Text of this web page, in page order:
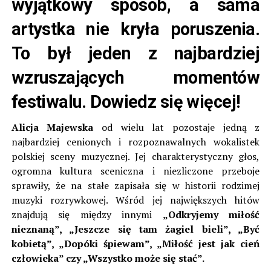
wyjątkowy sposób, a sama
artystka nie kryła poruszenia.
To był jeden z najbardziej
wzruszających momentów
festiwalu. Dowiedz się więcej!
Alicja Majewska od wielu lat pozostaje jedną z
najbardziej cenionych i rozpoznawalnych wokalistek
polskiej sceny muzycznej. Jej charakterystyczny głos,
ogromna kultura sceniczna i niezliczone przeboje
sprawiły, że na stałe zapisała się w historii rodzimej
muzyki rozrywkowej. Wśród jej największych hitów
znajdują się między innymi „Odkryjemy miłość
nieznaną”, „Jeszcze się tam żagiel bieli”, „Być
kobietą”, „Dopóki śpiewam”, „Miłość jest jak cień
człowieka” czy „Wszystko może się stać”.